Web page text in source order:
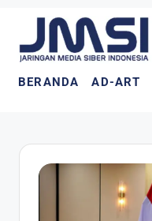
BERANDA AD-ART